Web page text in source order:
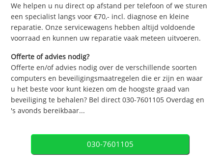
We helpen u nu direct op afstand per telefoon of we sturen
een specialist langs voor €70,- incl. diagnose en kleine
reparatie. Onze servicewagens hebben altijd voldoende
voorraad en kunnen uw reparatie vaak meteen uitvoeren.
Offerte of advies nodig?
Offerte en/of advies nodig over de verschillende soorten
computers en beveiligingsmaatregelen die er zijn en waar
u het beste voor kunt kiezen om de hoogste graad van
beveiliging te behalen? Bel direct 030-7601105 Overdag en
's avonds bereikbaar...
030-7601105